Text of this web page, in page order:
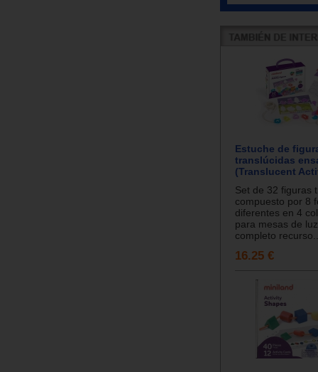
Estuche de
translúcidas
(Translucent
Set de 32 figuras
compuesto por 8
diferentes en 4
para mesas de
completo
16.25 €